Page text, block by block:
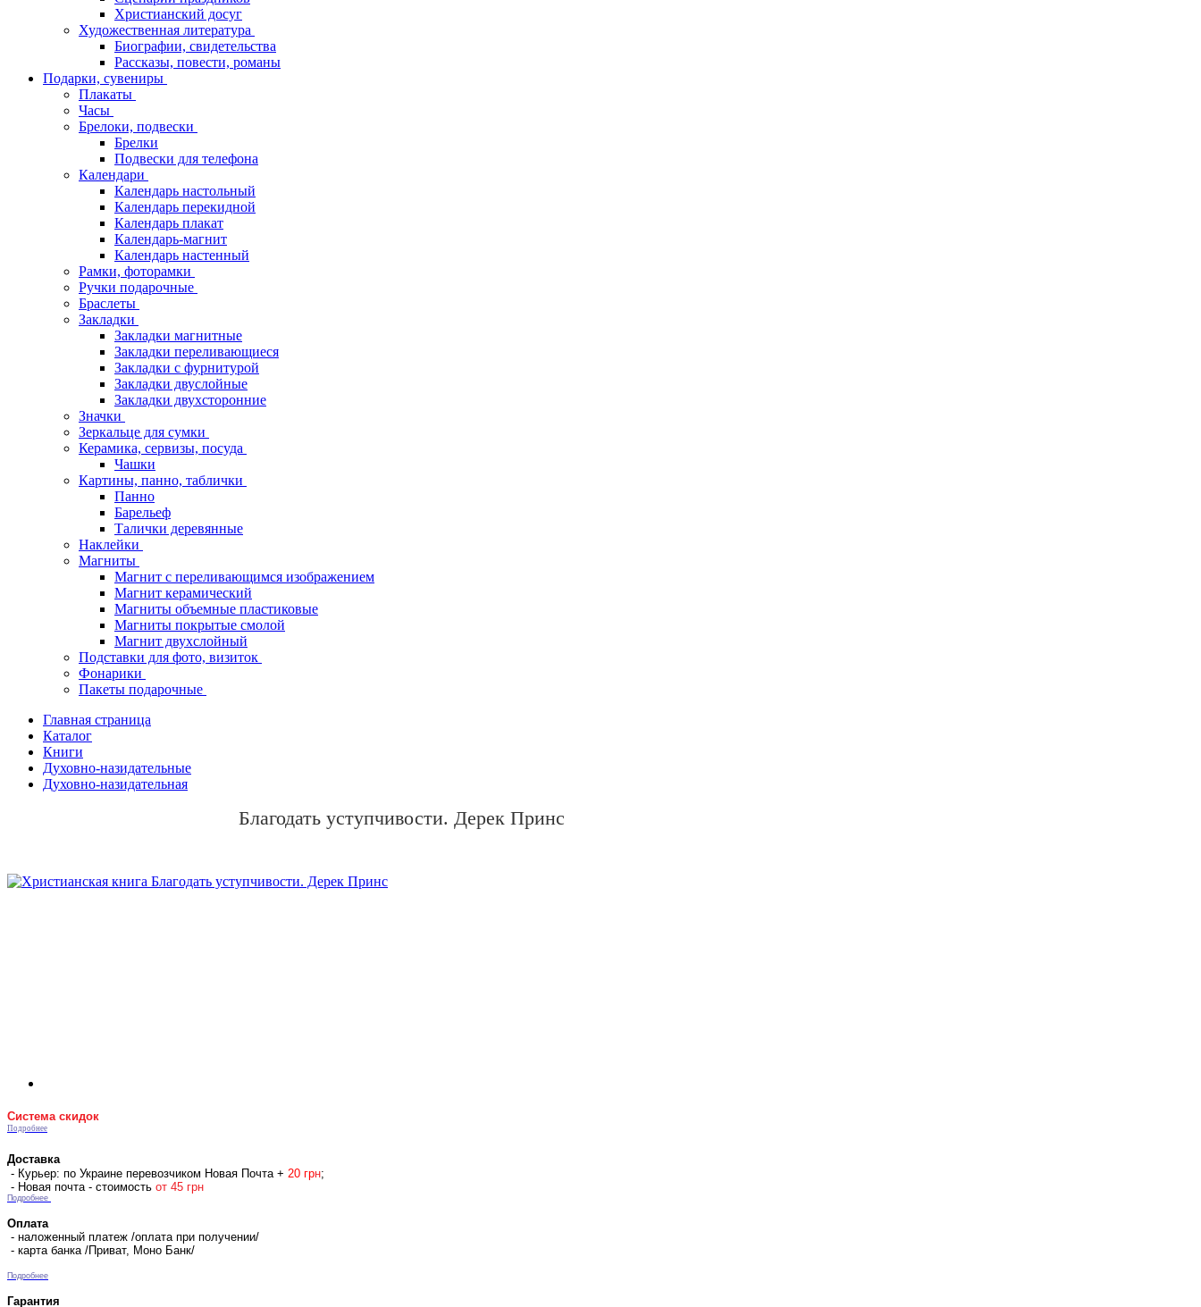
Христианский досуг
Художественная литература
Биографии, свидетельства
Рассказы, повести, романы
Подарки, сувениры
Плакаты
Часы
Брелоки, подвески
Брелки
Подвески для телефона
Календари
Календарь настольный
Календарь перекидной
Календарь плакат
Календарь-магнит
Календарь настенный
Рамки, фоторамки
Ручки подарочные
Браслеты
Закладки
Закладки магнитные
Закладки переливающиеся
Закладки с фурнитурой
Закладки двуслойные
Закладки двухсторонние
Значки
Зеркальце для сумки
Керамика, сервизы, посуда
Чашки
Картины, панно, таблички
Панно
Барельеф
Талички деревянные
Наклейки
Магниты
Магнит с переливающимся изображением
Магнит керамический
Магниты объемные пластиковые
Магниты покрытые смолой
Магнит двухслойный
Подставки для фото, визиток
Фонарики
Пакеты подарочные
Главная страница
Каталог
Книги
Духовно-назидательные
Духовно-назидательная
Благодать уступчивости. Дерек Принс
Система скидок
Подробнее
Доставка
- Курьер: по Украине перевозчиком Новая Почта + 20 грн;
- Новая почта - стоимость от 45 грн
Подробнее
Оплата
- наложенный платеж /оплата при получении/
- карта банка /Приват, Моно Банк/
Подробнее
Гарантия